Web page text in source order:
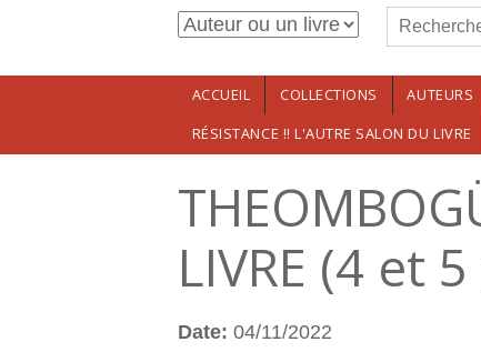
Aller au contenu principalFormulaire de
Rechercher
ACCUEIL COLLECTIONS AUTEURS
RÉSISTANCE !! L'AUTRE SALON DU LIVRE
LIVRE (4 et
Date: 04/11/2022